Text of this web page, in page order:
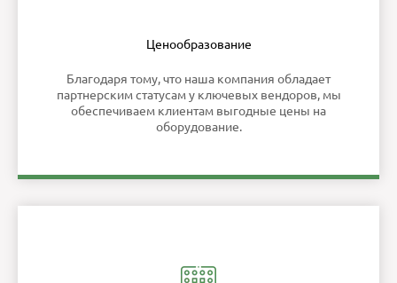
Ценообразование
Благодаря тому, что наша компания обладает
партнерским статусам у ключевых вендоров, мы
обеспечиваем клиентам выгодные цены на
оборудование.